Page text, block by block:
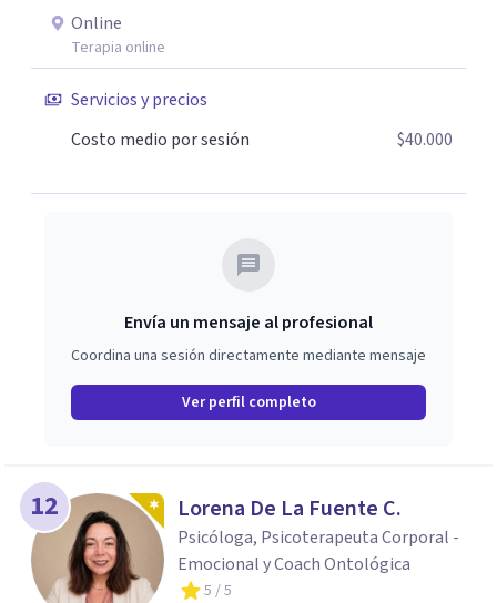
Online
Terapia online
Servicios y precios
Costo medio por sesión
$40.000
Envía un mensaje al profesional
Coordina una sesión directamente mediante mensaje
Ver perfil completo
12 Lorena De La Fuente C.
Psicóloga, Psicoterapeuta Corporal -
Emocional y Coach Ontológica
5 / 5